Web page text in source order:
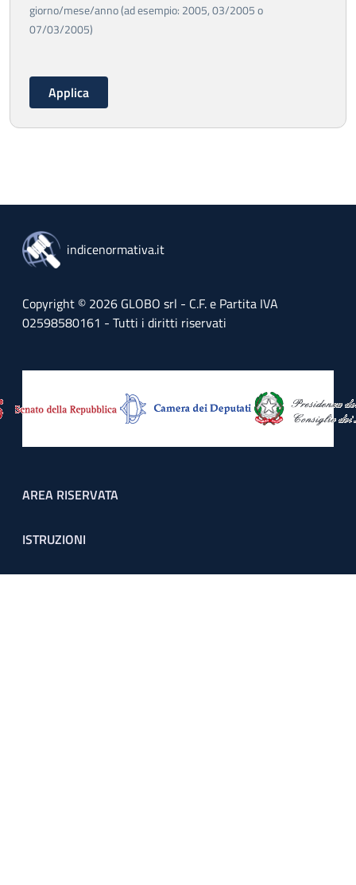
giorno/mese/anno (ad esempio: 2005, 03/2005 o
07/03/2005)
indicenormativa.it
Copyright © 2026 GLOBO srl - C.F. e Partita IVA
02598580161 - Tutti i diritti riservati
Footer menu
AREA RISERVATA
ISTRUZIONI